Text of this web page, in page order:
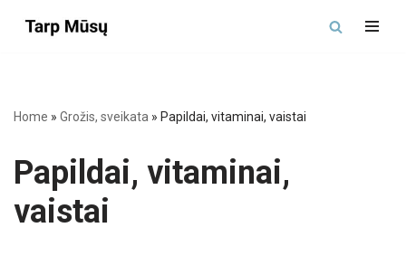
Home » Grožis, sveikata » Papildai, vitaminai, vaistai
Papildai, vitaminai,
vaistai